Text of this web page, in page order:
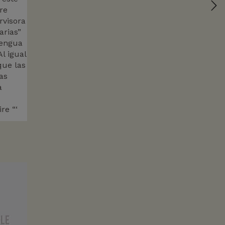
igual
las
“‘